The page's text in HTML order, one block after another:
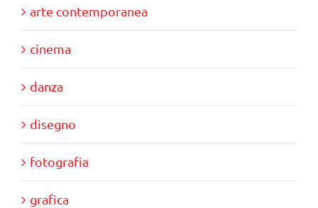
arte contemporanea
cinema
danza
disegno
fotografia
grafica